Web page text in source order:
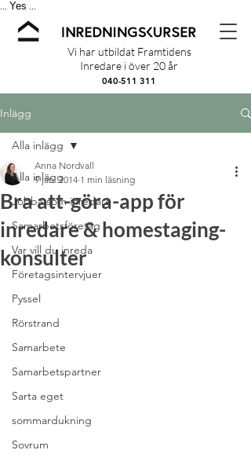
Yes
Vi har utbildat Framtidens
Inredare i över 20 år
040-511 311
Inlägg
Alla inlägg
Jobba som inredare
Samarbetsföretag
Var vill du inreda
Företagsintervjuer
Pyssel
Rörstrand
Samarbete
Samarbetspartner
Sarta eget
sommardukning
Sovrum
Alla inlägg
Bra att-göra-app för
inredare & homestaging-
konsulter
Anna Nordvall
9 jan. 2014 1 min läsning